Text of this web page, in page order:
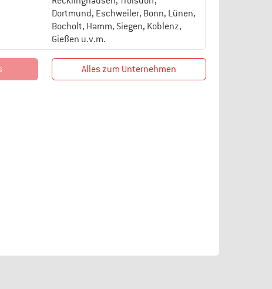
Dortmund, Eschweiler, Bonn, Lünen,
Bocholt, Hamm, Siegen, Koblenz,
Gießen u.v.m.
Alles zum Unternehmen